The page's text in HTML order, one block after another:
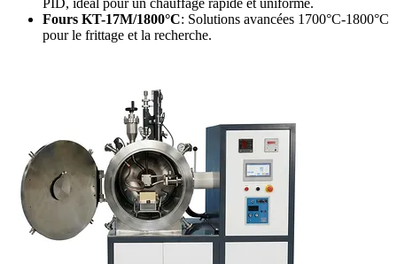
PID, idéal pour un chauffage rapide et uniforme.
Fours KT-17M/1800°C: Solutions avancées 1700°C-1800°C
pour le frittage et la recherche.